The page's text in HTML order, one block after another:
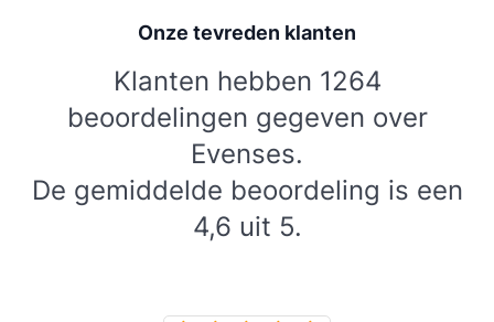
Onze tevreden klanten
Klanten hebben 1264
beoordelingen gegeven over
Evenses.
De gemiddelde beoordeling is een
4,6 uit 5.